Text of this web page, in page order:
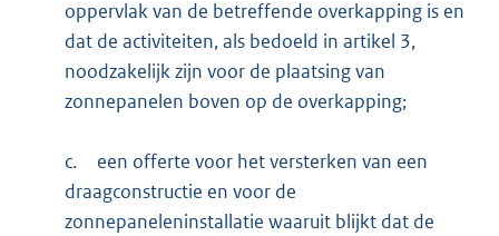
oppervlak van de betreffende overkapping is en
dat de activiteiten, als bedoeld in artikel 3,
noodzakelijk zijn voor de plaatsing van
zonnepanelen boven op de overkapping;
c.
een offerte voor het versterken van een
draagconstructie en voor de
zonnepaneleninstallatie waaruit blijkt dat de